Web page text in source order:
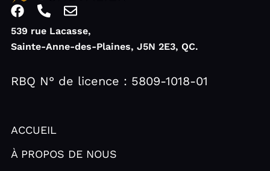
F
a
c
e
o
o
P
h
o
n
-
a
E
v
e
o
p
539 rue Lacasse,
Sainte-Anne-des-Plaines, J5N 2E3, QC.
RBQ N° de licence : 5809-1018-01
ACCUEIL
À PROPOS DE NOUS